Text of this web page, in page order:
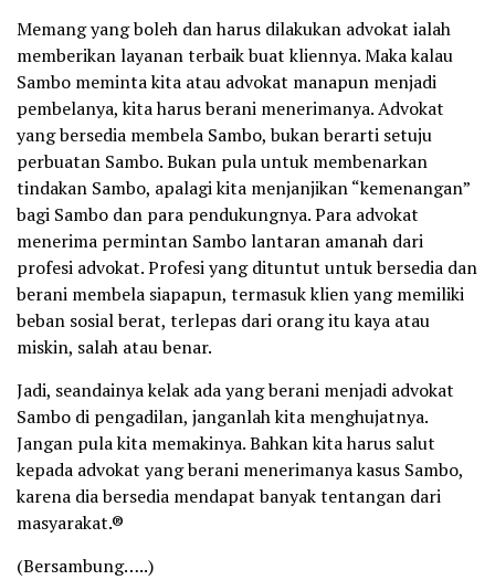
Memang yang boleh dan harus dilakukan advokat ialah
memberikan layanan terbaik buat kliennya. Maka kalau
Sambo meminta kita atau advokat manapun menjadi
pembelanya, kita harus berani menerimanya. Advokat
yang bersedia membela Sambo, bukan berarti setuju
perbuatan Sambo. Bukan pula untuk membenarkan
tindakan Sambo, apalagi kita menjanjikan “kemenangan”
bagi Sambo dan para pendukungnya. Para advokat
menerima permintan Sambo lantaran amanah dari
profesi advokat. Profesi yang dituntut untuk bersedia dan
berani membela siapapun, termasuk klien yang memiliki
beban sosial berat, terlepas dari orang itu kaya atau
miskin, salah atau benar.
Jadi, seandainya kelak ada yang berani menjadi advokat
Sambo di pengadilan, janganlah kita menghujatnya.
Jangan pula kita memakinya. Bahkan kita harus salut
kepada advokat yang berani menerimanya kasus Sambo,
karena dia bersedia mendapat banyak tentangan dari
masyarakat.®
(Bersambung…..)